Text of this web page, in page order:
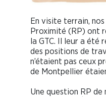
En visite terrain,
Proximité (RP) ont
la GTC. Il leur a été
des positions de
n’étaient pas ceux
de Montpellier
Une question RP